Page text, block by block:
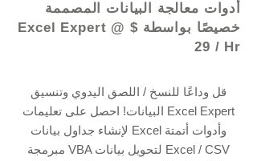
أدوات معالجة البيانات المصممة
خصيصًا بواسطة Excel Expert @ $
29 / Hr
قل وداعًا للنسخ / اللصق اليدوي وتنسيق
البيانات! احصل على تعليمات Excel Expert
لإنشاء جداول بيانات Excel وأدوات أتمتة
مبرمجة VBA لتحويل بيانات Excel / CSV